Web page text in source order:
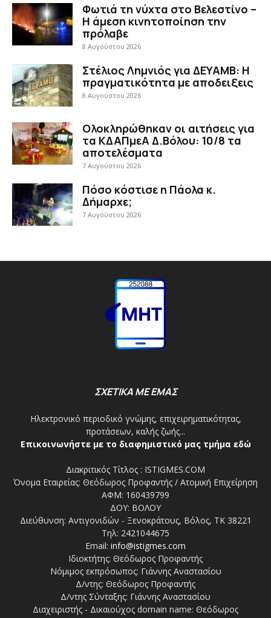
Φωτιά τη νύχτα στο Βελεστίνο –
Η άμεση κινητοποίηση την
πρόλαβε
8 Αυγούστου 2026
Στέλιος Λημνιός για ΔΕΥΑΜΒ: Η
πραγματικότητα με αποδειξεις
8 Αυγούστου 2026
Ολοκληρώθηκαν οι αιτήσεις για
τα ΚΔΑΠμεΑ Δ.Βόλου: 10/8 τα
αποτελέσματα
7 Αυγούστου 2026
Πόσο κόστισε η Πάολα κ.
Δήμαρχε;
7 Αυγούστου 2026
ΣΧΕΤΙΚΑ ΜΕ ΕΜΑΣ
Ηλεκτρονικό περιοδικό γνώμης, επιχειρηματικότητας,
προτάσεων, καλής ζωής...
Επικοινωνήστε με το διαφημιστικό μας τμήμα εδώ
Διακριτικός Τίτλος : ISTIGMES.COM
Όνομα Εταιρείας: Θεόδωρος Προφαντής / Ατομική Επιχείρηση
ΑΦΜ: 160439799
ΔΟΥ: ΒΟΛΟΥ
Διεύθυνση: Αντιγονιδών - Ξενοκράτους, Βόλος, ΤΚ 38221
Τηλ: 2421044675
Email: info@istigmes.com
Ιδιοκτήτης: Θεόδωρος Προφαντής
Νόμιμος εκπρόσωπος: Γιάννης Αναστασίου
Δ/ντης: Θεόδωρος Προφαντής
Δ/ντης Σύνταξης: Γιάννης Αναστασίου
Διαχειριστής - Δικαιούχος domain name: Θεόδωρος